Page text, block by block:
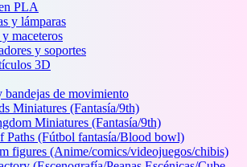
PLA
y lámparas
maceteros
y soportes
3D
bandejas de movimiento
Miniatures (Fantasía/9th)
Miniatures (Fantasía/9th)
Paths (Fútbol fantasía/Blood bowl)
figures (Anime/comics/videojuegos/chibis)